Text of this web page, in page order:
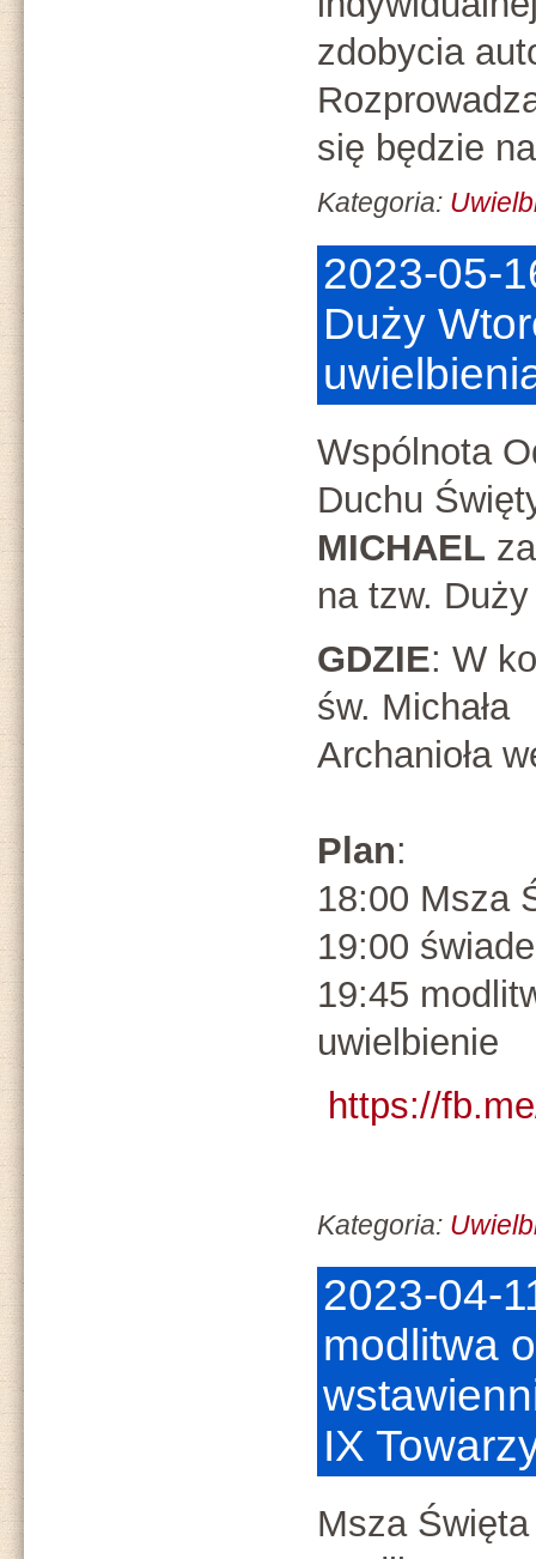
zdobycia
się będzie
Kategoria:
2023-05-
Duży
Wspólnota
Duchu
MICHAEL
na tzw.
GDZIE: W
św. Michała
Archanioła
Plan:
18:00 Msza
19:00
19:45
uwielbienie
https://
Kategoria:
2023-04-
modlitwa
IX
Msza